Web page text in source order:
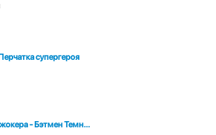
супергероя
- Бэтмен Темн...